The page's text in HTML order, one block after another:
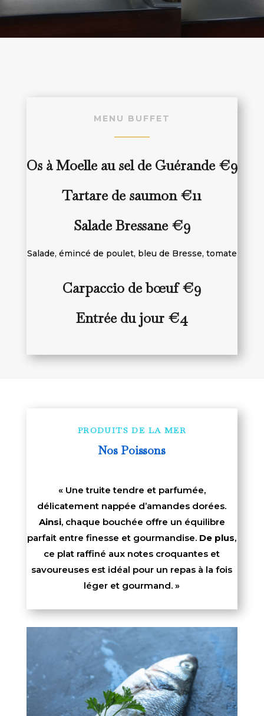
MENU BUFFET
Os à Moelle au sel de Guérande €9
Tartare de saumon €11
Salade Bressane €9
Salade, émincé de poulet, bleu de Bresse, tomate
Carpaccio de bœuf €9
Entrée du jour €4
PRODUITS DE LA MER
Nos Poissons
« Une truite tendre et parfumée,
délicatement nappée d’amandes dorées.
Ainsi, chaque bouchée offre un équilibre
parfait entre finesse et gourmandise. De plus,
ce plat raffiné aux notes croquantes et
savoureuses est idéal pour un repas à la fois
léger et gourmand. »